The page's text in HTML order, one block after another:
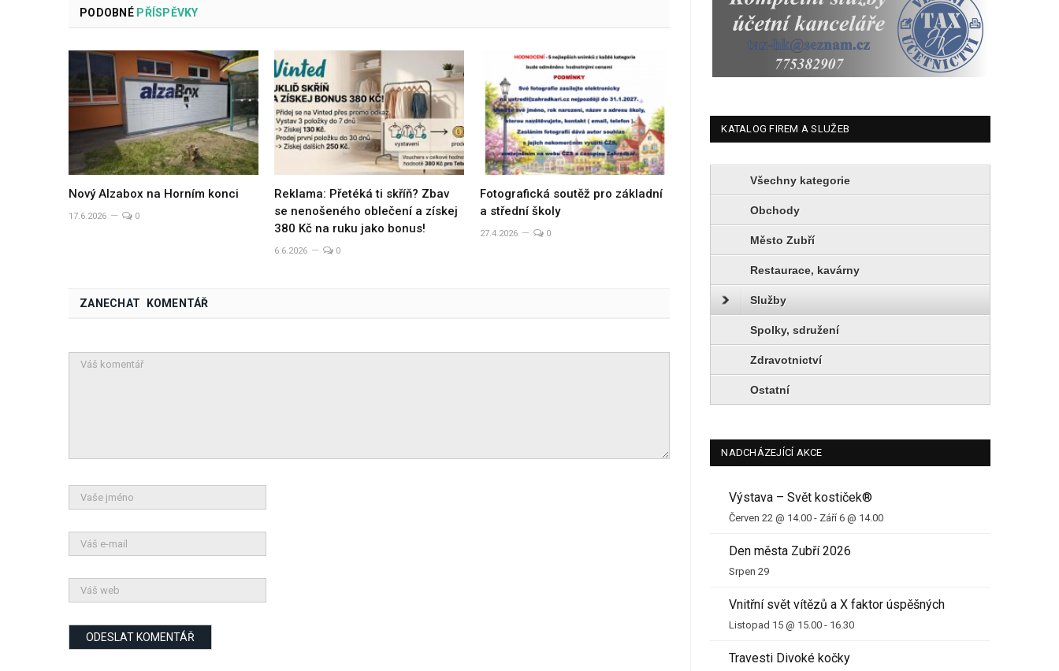
PODOBNÉPŘÍSPĚVKY
Nový Alzabox na Horním konci
17.6.2026 0
Reklama: Přetéká ti skříň? Zbav
se nenošeného oblečení a získej
380 Kč na ruku jako bonus!
6.6.2026 0
Fotografická soutěž pro základní
a střední školy
27.4.2026 0
ZANECHAT KOMENTÁŘ
KATALOG FIREM A SLUŽEB
Všechny kategorie
Obchody
Město Zubří
Restaurace, kavárny
Služby
Spolky, sdružení
Zdravotnictví
Ostatní
NADCHÁZEJÍCÍ AKCE
Výstava – Svět kostiček®
Červen 22 @ 14.00 - Září 6 @ 14.00
Den města Zubří 2026
Srpen 29
Vnitřní svět vítězů a X faktor úspěšných
Listopad 15 @ 15.00 - 16.30
Travesti Divoké kočky